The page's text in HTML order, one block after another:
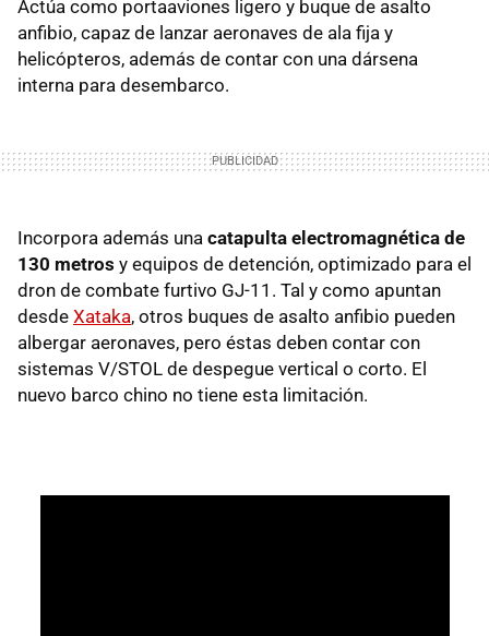
Actúa como portaaviones ligero y buque de asalto
anfibio, capaz de lanzar aeronaves de ala fija y
helicópteros, además de contar con una dársena
interna para desembarco.
Incorpora además una catapulta electromagnética de
130 metros y equipos de detención, optimizado para el
dron de combate furtivo GJ-11. Tal y como apuntan
desde Xataka, otros buques de asalto anfibio pueden
albergar aeronaves, pero éstas deben contar con
sistemas V/STOL de despegue vertical o corto. El
nuevo barco chino no tiene esta limitación.